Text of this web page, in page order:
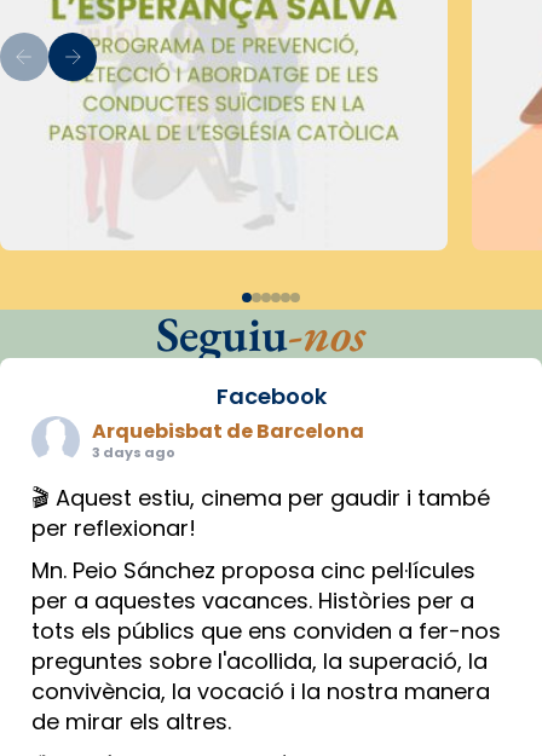
Seguiu-nos
Facebook
Arquebisbat de Barcelona
3 days ago
🎬 Aquest estiu, cinema per gaudir i també
per reflexionar!
Mn. Peio Sánchez proposa cinc pel·lícules
per a aquestes vacances. Històries per a
tots els públics que ens conviden a fer-nos
preguntes sobre l'acollida, la superació, la
convivència, la vocació i la nostra manera
de mirar els altres.